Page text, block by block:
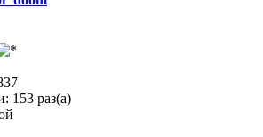
153 раз(а)